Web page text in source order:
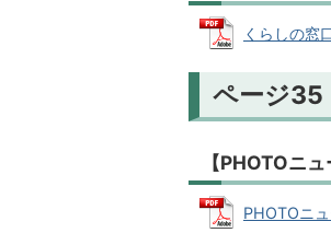
くらしの窓
ページ35
【PHOTOニュ
PHOTOニ